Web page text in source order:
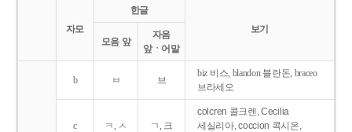
자모
한글
보기
모음 앞
자음
앞ㆍ어말
b ㅂ 브
biz 비스, blandon 블란돈, braceo
브라세오
c ㅋ, ㅅ ㄱ, 크
colcren 콜크렌, Cecilia
세실리아, coccion 콕시온,